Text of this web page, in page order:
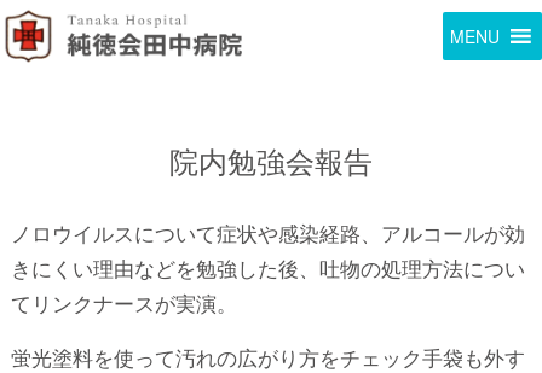
MENU
院内勉強会報告
ノロウイルスについて症状や感染経路、アルコールが効
きにくい理由などを勉強した後、吐物の処理方法につい
てリンクナースが実演。
蛍光塗料を使って汚れの広がり方をチェック手袋も外す